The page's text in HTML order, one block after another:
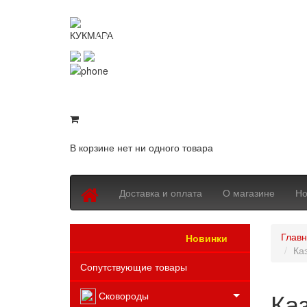
Интернет-магазин посуды Kukmara
В корзине нет ни одного товара
Доставка и оплата О магазине
Новинки
Сопутствующие товары
Сковороды